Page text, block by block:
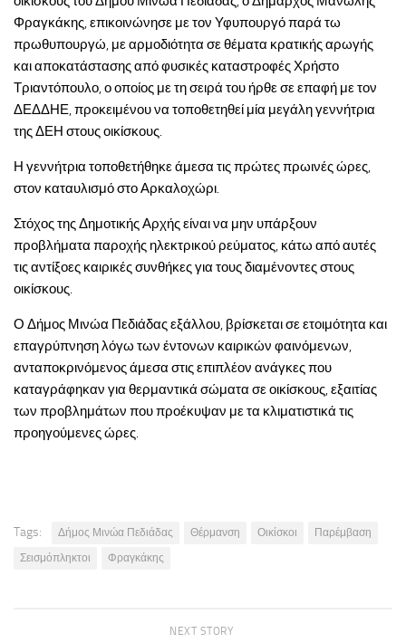
Φραγκάκης, επικοινώνησε με τον Υφυπουργό παρά τω
πρωθυπουργώ, με αρμοδιότητα σε θέματα κρατικής αρωγής
και αποκατάστασης από φυσικές καταστροφές Χρήστο
Τριαντόπουλο, ο οποίος με τη σειρά του ήρθε σε επαφή με τον
ΔΕΔΔΗΕ, προκειμένου να τοποθετηθεί μία μεγάλη γεννήτρια
της ΔΕΗ στους οικίσκους.
Η γεννήτρια τοποθετήθηκε άμεσα τις πρώτες πρωινές ώρες,
στον καταυλισμό στο Αρκαλοχώρι.
Στόχος της Δημοτικής Αρχής είναι να μην υπάρξουν
προβλήματα παροχής ηλεκτρικού ρεύματος, κάτω από αυτές
τις αντίξοες καιρικές συνθήκες για τους διαμένοντες στους
οικίσκους.
Ο Δήμος Μινώα Πεδιάδας εξάλλου, βρίσκεται σε ετοιμότητα και
επαγρύπνηση λόγω των έντονων καιρικών φαινόμενων,
ανταποκρινόμενος άμεσα στις επιπλέον ανάγκες που
καταγράφηκαν για θερμαντικά σώματα σε οικίσκους, εξαιτίας
των προβλημάτων που προέκυψαν με τα κλιματιστικά τις
προηγούμενες ώρες.
Tags: Δήμος Μινώα Πεδιάδας Θέρμανση Οικίσκοι
Παρέμβαση
Σεισμόπληκτοι
Φραγκάκης
NEXT STORY